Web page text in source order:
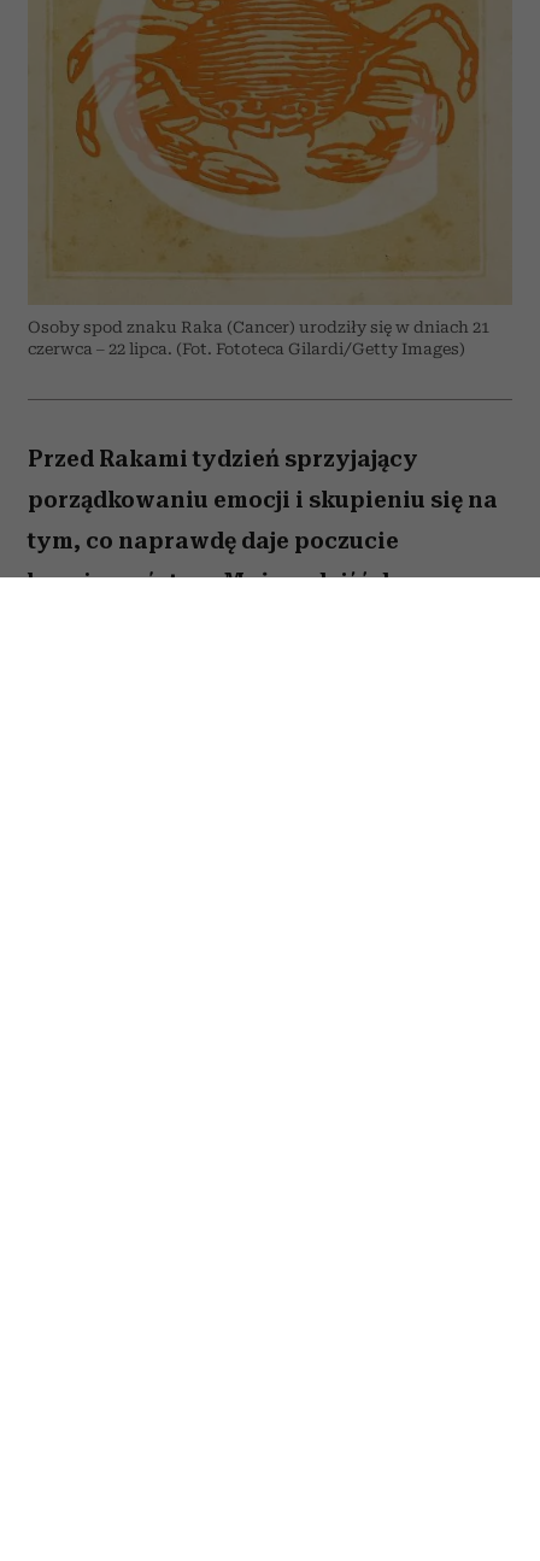
Osoby spod znaku Raka (Cancer) urodziły się w dniach 21
czerwca – 22 lipca. (Fot. Fototeca Gilardi/Getty Images)
Przed Rakami tydzień sprzyjający
porządkowaniu emocji i skupieniu się na
tym, co naprawdę daje poczucie
bezpieczeństwa. Możesz dojść do